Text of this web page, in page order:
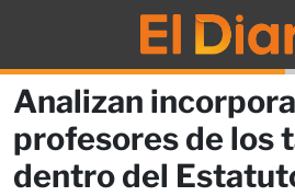
Analizan
profesores de los
dentro del